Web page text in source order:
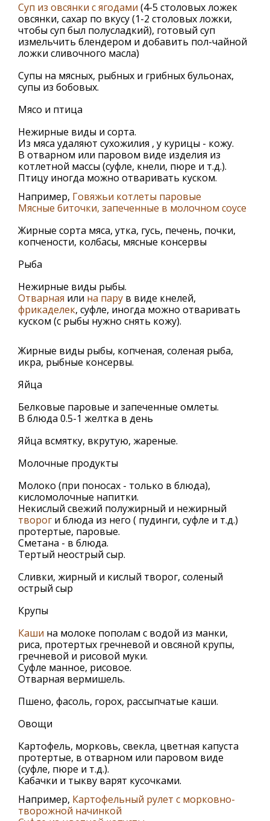
Суп из овсянки с ягодами (4-5 столовых ложек
овсянки, сахар по вкусу (1-2 столовых ложки,
чтобы суп был полусладкий), готовый суп
измельчить блендером и добавить пол-чайной
ложки сливочного масла)
Супы на мясных, рыбных и грибных бульонах,
супы из бобовых.
Мясо и птица
Нежирные виды и сорта.
Из мяса удаляют сухожилия , у курицы - кожу.
В отварном или паровом виде изделия из
котлетной массы (суфле, кнели, пюре и т.д.).
Птицу иногда можно отваривать куском.
Например, Говяжьи котлеты паровые
Мясные биточки, запеченные в молочном соусе
Жирные сорта мяса, утка, гусь, печень, почки,
копчености, колбасы, мясные консервы
Рыба
Нежирные виды рыбы.
Отварная или на пару в виде кнелей,
фрикаделек, суфле, иногда можно отваривать
куском (с рыбы нужно снять кожу).
Жирные виды рыбы, копченая, соленая рыба,
икра, рыбные консервы.
Яйца
Белковые паровые и запеченные омлеты.
В блюда 0.5-1 желтка в день
Яйца всмятку, вкрутую, жареные.
Молочные продукты
Молоко (при поносах - только в блюда),
кисломолочные напитки.
Некислый свежий полужирный и нежирный
творог и блюда из него ( пудинги, суфле и т.д.)
протертые, паровые.
Сметана - в блюда.
Тертый неострый сыр.
Сливки, жирный и кислый творог, соленый
острый сыр
Крупы
Каши на молоке пополам с водой из манки,
риса, протертых гречневой и овсяной крупы,
гречневой и рисовой муки.
Суфле манное, рисовое.
Отварная вермишель.
Пшено, фасоль, горох, рассыпчатые каши.
Овощи
Картофель, морковь, свекла, цветная капуста
протертые, в отварном или паровом виде
(суфле, пюре и т.д.).
Кабачки и тыкву варят кусочками.
Например, Картофельный рулет с морковно-
творожной начинкой